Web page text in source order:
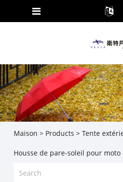
Maison > Products > Tente
Housse de pare-soleil pour